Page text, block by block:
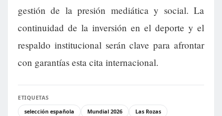
gestión de la presión mediática y social. La
continuidad de la inversión en el deporte y el
respaldo institucional serán clave para afrontar
con garantías esta cita internacional.
ETIQUETAS
selección española
Mundial 2026
Las Rozas